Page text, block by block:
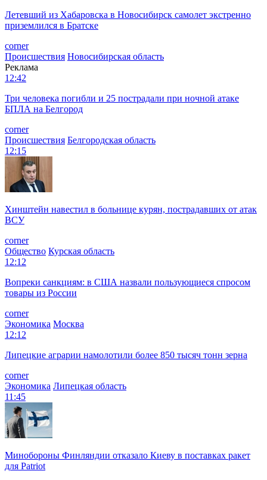
Летевший из Хабаровска в Новосибирск самолет экстренно
приземлился в Братске
corner
Происшествия Новосибирская область
Реклама
12:42
Три человека погибли и 25 пострадали при ночной атаке
БПЛА на Белгород
corner
Происшествия Белгородская область
12:15
Хинштейн навестил в больнице курян, пострадавших от атак
ВСУ
corner
Общество Курская область
12:12
Вопреки санкциям: в США назвали пользующиеся спросом
товары из России
corner
Экономика Москва
12:12
Липецкие аграрии намолотили более 850 тысяч тонн зерна
corner
Экономика Липецкая область
11:45
Минобороны Финляндии отказало Киеву в поставках ракет
для Patriot